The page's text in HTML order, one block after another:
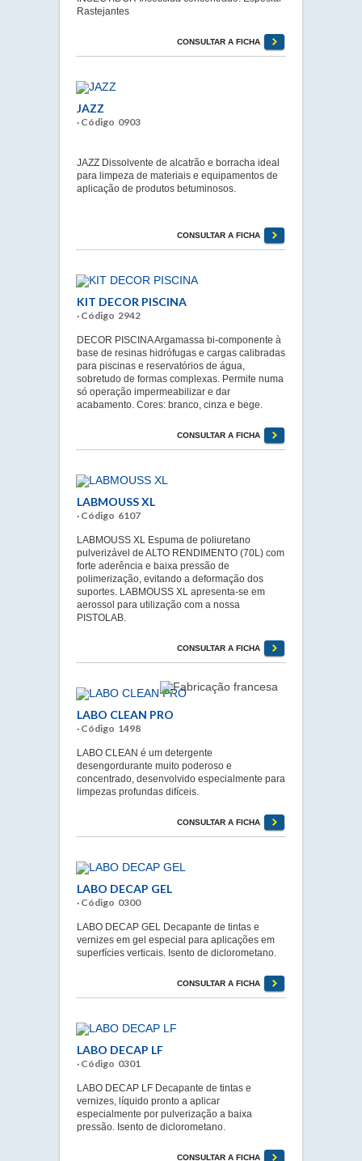
Rastejantes
CONSULTAR A FICHA
JAZZ
· Código 0903
JAZZ Dissolvente de alcatrão e borracha ideal
para limpeza de materiais e equipamentos de
aplicação de produtos betuminosos.
CONSULTAR A FICHA
KIT DECOR PISCINA
· Código 2942
DECOR PISCINA Argamassa bi-componente à
base de resinas hidrófugas e cargas calibradas
para piscinas e reservatórios de água,
sobretudo de formas complexas. Permite numa
só operação impermeabilizar e dar
acabamento. Cores: branco, cinza e bege.
CONSULTAR A FICHA
LABMOUSS XL
· Código 6107
LABMOUSS XL Espuma de poliuretano
pulverizável de ALTO RENDIMENTO (70L) com
forte aderência e baixa pressão de
polimerização, evitando a deformação dos
suportes. LABMOUSS XL apresenta-se em
aerossol para utilização com a nossa
PISTOLAB.
CONSULTAR A FICHA
LABO CLEAN PRO
· Código 1498
LABO CLEAN é um detergente
desengordurante muito poderoso e
concentrado, desenvolvido especialmente para
limpezas profundas difíceis.
CONSULTAR A FICHA
LABO DECAP GEL
· Código 0300
LABO DECAP GEL Decapante de tintas e
vernizes em gel especial para aplicações em
superfícies verticais. Isento de diclorometano.
CONSULTAR A FICHA
LABO DECAP LF
· Código 0301
LABO DECAP LF Decapante de tintas e
vernizes, líquido pronto a aplicar
especialmente por pulverização a baixa
pressão. Isento de diclorometano.
CONSULTAR A FICHA